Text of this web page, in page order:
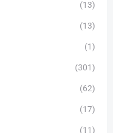
(13)
(13)
(1)
(301)
(62)
(17)
(11)